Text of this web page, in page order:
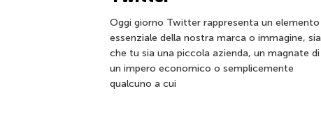
Oggi giorno Twitter rappresenta un elemento
essenziale della nostra marca o immagine, sia
che tu sia una piccola azienda, un magnate di
un impero economico o semplicemente
qualcuno a cui